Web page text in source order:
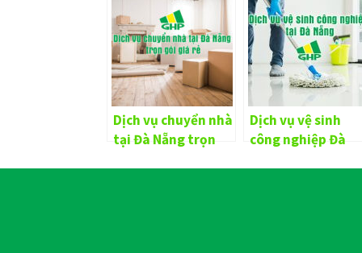
Dịch vụ chuyển nhà
tại Đà Nẵng trọn
Dịch vụ vệ sinh
công nghiệp Đà